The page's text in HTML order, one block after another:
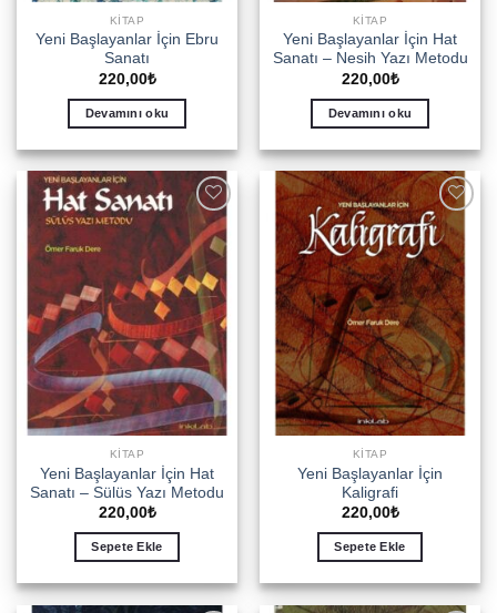
KITAP
Yeni Başlayanlar İçin Ebru
Sanatı
220,00₺
Devamını oku
KITAP
Yeni Başlayanlar İçin Hat
Sanatı – Nesih Yazı Metodu
220,00₺
Devamını oku
Add to
wishlist
KITAP
Yeni Başlayanlar İçin Hat
Sanatı – Sülüs Yazı Metodu
220,00₺
Sepete Ekle
Add to
wishlist
KITAP
Yeni Başlayanlar İçin
Kaligrafi
220,00₺
Sepete Ekle